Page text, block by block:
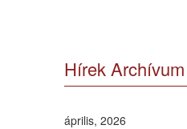
Hírek Archívum
április, 2026